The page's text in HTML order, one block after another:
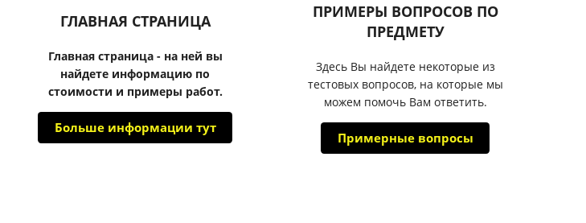
ГЛАВНАЯ СТРАНИЦА
Главная страница - на ней вы
найдете информацию по
стоимости и примеры работ.
Больше информации тут
ПРИМЕРЫ ВОПРОСОВ ПО
ПРЕДМЕТУ
Здесь Вы найдете некоторые из
тестовых вопросов, на которые мы
можем помочь Вам ответить.
Примерные вопросы